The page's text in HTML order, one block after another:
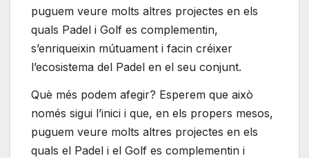
puguem veure molts altres projectes en els
quals Padel i Golf es complementin,
s’enriqueixin mútuament i facin créixer
l’ecosistema del Padel en el seu conjunt.
Què més podem afegir? Esperem que això
només sigui l’inici i que, en els propers mesos,
puguem veure molts altres projectes en els
quals el Padel i el Golf es complementin i